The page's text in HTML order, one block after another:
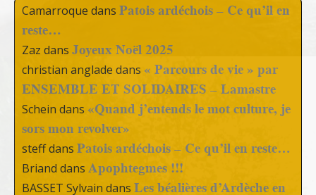
Camarroque dans Patois ardéchois – Ce qu’il en
reste…
Zaz dans Joyeux Noël 2025
christian anglade dans « Parcours de vie » par
ENSEMBLE ET SOLIDAIRES – Lamastre
Schein dans «Quand j’entends le mot culture, je
sors mon revolver»
steffdans Patois ardéchois – Ce qu’il en reste…
Briand dans Apophtegmes !!!
BASSET Sylvain dans Les béalières d’Ardèche en